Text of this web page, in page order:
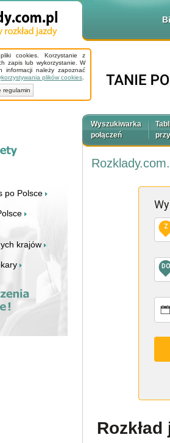
cookies. Korzystanie z
zapis lub wykorzystanie. W
informacji należy zapoznać
plików cookies
regulamin
po Polsce
krajów
Wyszukiwarka
połączeń
Z
DO